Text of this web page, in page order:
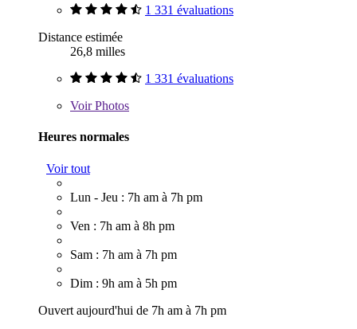
1 331 évaluations
Distance estimée
26,8 milles
1 331 évaluations
VoirPhotos
Heures normales
Voir tout
Lun - Jeu : 7h am à 7h pm
Ven : 7h am à 8h pm
Sam : 7h am à 7h pm
Dim : 9h am à 5h pm
Ouvert aujourd'hui de 7h am à 7h pm